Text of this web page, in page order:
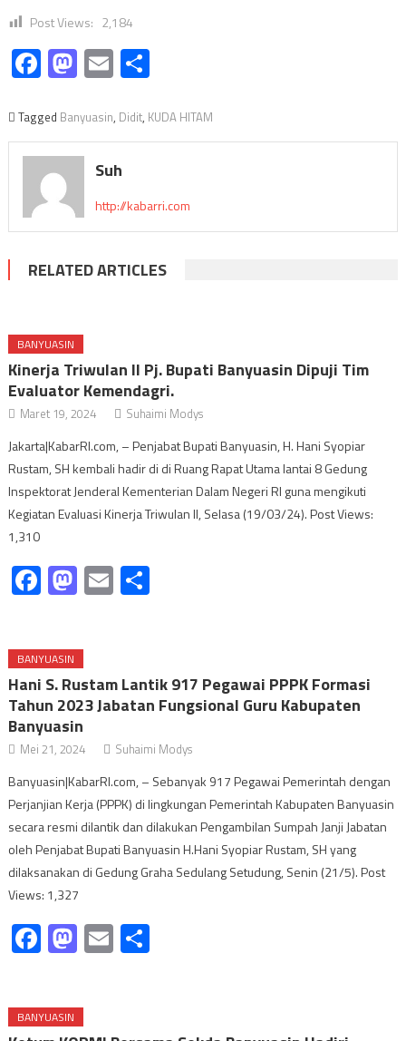
Post Views: 2,184
Facebook
Mastodon
EmailShare
Tagged Banyuasin, Didit, KUDA HITAM
Suh
http://kabarri.com
RELATED ARTICLES
BANYUASIN
Kinerja Triwulan II Pj. Bupati Banyuasin Dipuji Tim
Evaluator Kemendagri.
Maret 19, 2024 Suhaimi Modys
Jakarta|KabarRI.com, – Penjabat Bupati Banyuasin, H. Hani Syopiar
Rustam, SH kembali hadir di di Ruang Rapat Utama lantai 8 Gedung
Inspektorat Jenderal Kementerian Dalam Negeri RI guna mengikuti
Kegiatan Evaluasi Kinerja Triwulan II, Selasa (19/03/24). Post Views:
1,310
Facebook
Mastodon
Email
BANYUASIN
Hani S. Rustam Lantik 917 Pegawai PPPK Formasi
Tahun 2023 Jabatan Fungsional Guru Kabupaten
Banyuasin
Mei 21, 2024 Suhaimi Modys
Banyuasin|KabarRI.com, – Sebanyak 917 Pegawai Pemerintah dengan
Perjanjian Kerja (PPPK) di lingkungan Pemerintah Kabupaten Banyuasin
secara resmi dilantik dan dilakukan Pengambilan Sumpah Janji Jabatan
oleh Penjabat Bupati Banyuasin H.Hani Syopiar Rustam, SH yang
dilaksanakan di Gedung Graha Sedulang Setudung, Senin (21/5). Post
Views: 1,327
Facebook
Mastodon
Email
BANYUASIN